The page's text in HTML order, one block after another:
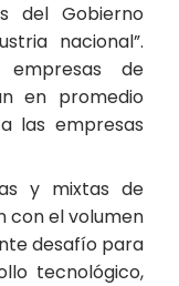
del Gobierno
nacional”.
empresas de
en promedio
las empresas
y mixtas de
con el volumen
desafío para
tecnológico,